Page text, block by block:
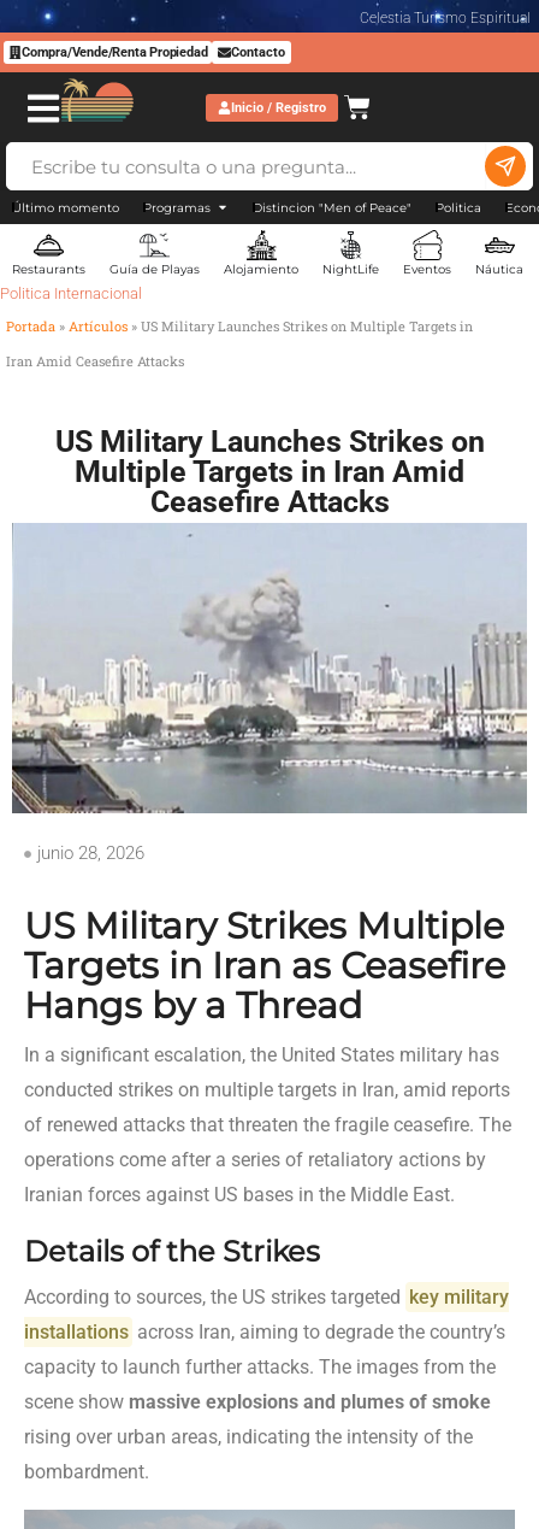
Celestia Turismo Espiritual
Compra/Vende/Renta Propiedad Contacto
Inicio / Registro
Último momento Programas Distincion "Men of Peace" Politica
Restaurants Guía de Playas Alojamiento NightLife Eventos Náutica
Politica Internacional
Portada » Artículos » US Military Launches Strikes on Multiple Targets in
Iran Amid Ceasefire Attacks
US Military Launches Strikes on
Multiple Targets in Iran Amid
Ceasefire Attacks
junio 28, 2026
US Military Strikes Multiple
Targets in Iran as Ceasefire
Hangs by a Thread
In a significant escalation, the United States military has
conducted strikes on multiple targets in Iran, amid reports
of renewed attacks that threaten the fragile ceasefire. The
operations come after a series of retaliatory actions by
Iranian forces against US bases in the Middle East.
Details of the Strikes
According to sources, the US strikes targeted key military
installations across Iran, aiming to degrade the country’s
capacity to launch further attacks. The images from the
scene show massive explosions and plumes of smoke
rising over urban areas, indicating the intensity of the
bombardment.